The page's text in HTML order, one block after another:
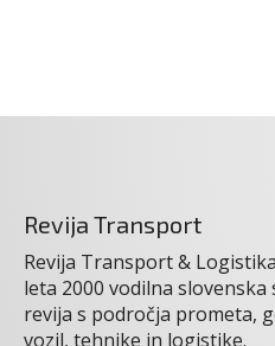
Revija Transport
Revija Transport &
leta 2000 vodilna
revija s področja prometa,
vozil, tehnike in logistike.